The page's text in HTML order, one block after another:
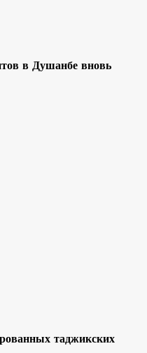
в Душанбе вновь
таджикских